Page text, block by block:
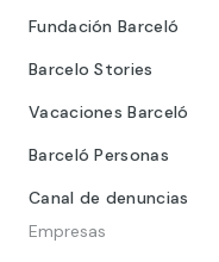
Fundación Barceló
Barcelo Stories
Vacaciones Barceló
Barceló Personas
Canal de denuncias
Empresas